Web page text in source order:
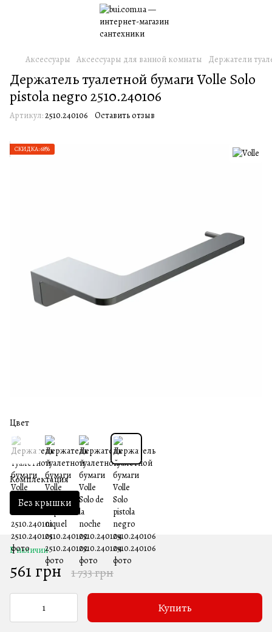
Аксессуары Аксессуары для ванной комнаты Держатели
Держатель туалетной бумаги Volle Solo
pistola negro 2510.240106
Артикул:2510.240106 Оставить отзыв
СКИДКА: 68%
Цвет
Комплектация
Без крышки
В наличии
561 грн 1 733 грн
Купить